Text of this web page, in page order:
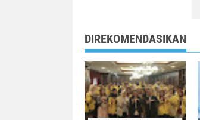
DIREKOMENDASIKAN